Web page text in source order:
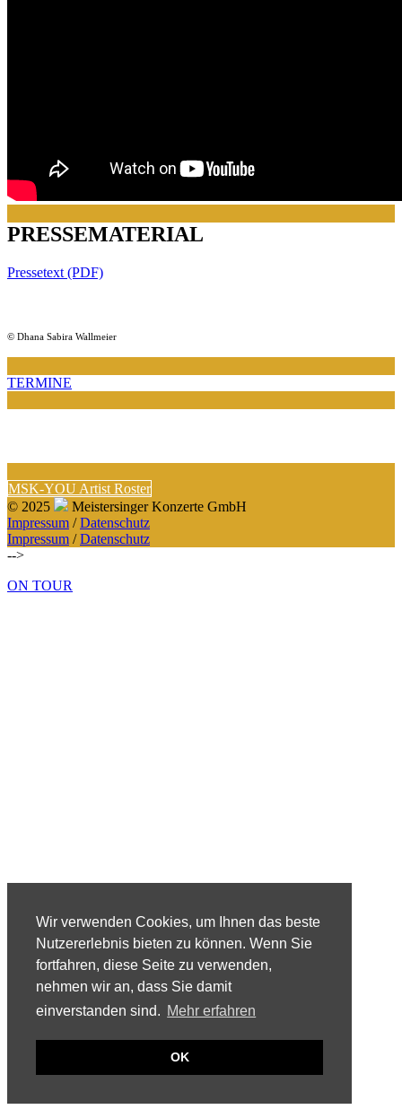
Wir verwenden Cookies, um Ihnen das beste
Nutzererlebnis bieten zu können. Wenn Sie
fortfahren, diese Seite zu verwenden,
nehmen wir an, dass Sie damit
einverstanden sind. Mehr erfahren
OK
PRESSEMATERIAL
Pressetext (PDF)
© Dhana Sabira Wallmeier
TERMINE
MSK-YOU Artist Roster
© 2025
Meistersinger Konzerte GmbH
Impressum /Datenschutz
Impressum /Datenschutz
-->
ON TOUR